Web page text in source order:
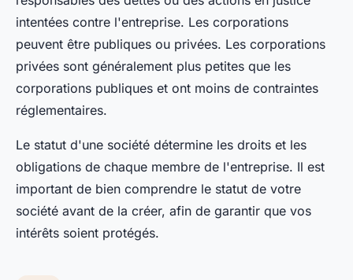
intentées contre l'entreprise. Les corporations
peuvent être publiques ou privées. Les corporations
privées sont généralement plus petites que les
corporations publiques et ont moins de contraintes
réglementaires.
Le statut d'une société détermine les droits et les
obligations de chaque membre de l'entreprise. Il est
important de bien comprendre le statut de votre
société avant de la créer, afin de garantir que vos
intérêts soient protégés.